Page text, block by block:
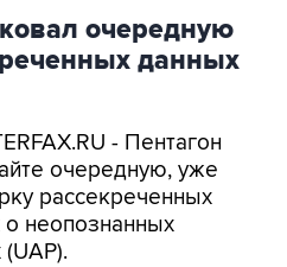
очередную
данных
- Пентагон
очередную, уже
рассекреченных
неопознанных